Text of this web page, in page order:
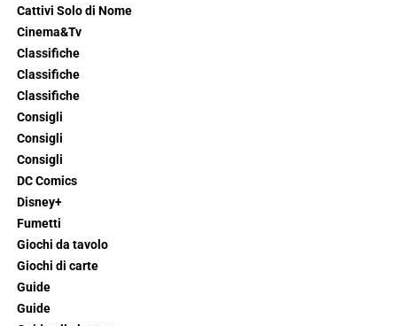
Cattivi Solo di Nome
Cinema&Tv
Classifiche
Classifiche
Classifiche
Consigli
Consigli
Consigli
DC Comics
Disney+
Fumetti
Giochi da tavolo
Giochi di carte
Guide
Guide